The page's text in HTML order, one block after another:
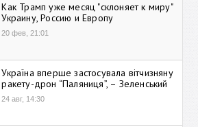
Как Трамп уже месяц "склоняет к миру"
Украину, Россию и Европу
20 фев, 21:01
Україна вперше застосувала вітчизняну
ракету-дрон “Паляниця”, – Зеленський
24 авг, 14:30